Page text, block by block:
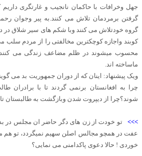
جهل وخرافات با حاکمان نانجیب و غارتگری
گرفتن برمردمان تلاش می کنند.به پیر وجوان
گروه خودتلاش می کنند وبا شکم های سیر شلاق
کوبند واجازه کوچکترین مخالفتی را از مردم سلب
محسوب میشوند در ظلم مضاعف زندگی می
ماساخته اند.
ویک پیشنهاد: اینان که از دوران جمهوریت بد می
چرا به افغانستان برنمی گردند تا با برادران
شوند؟چرا از دیپروت شدن وبازگشت به طالبستان
>>>تو خودت از زن های دگر حاضر ان مجلس در بد
عفت در همچو مجالس اصلن سهیم نمیگردد، تو هم
خوردی ! حالا دعوی پاکدامنی می نمایی؟